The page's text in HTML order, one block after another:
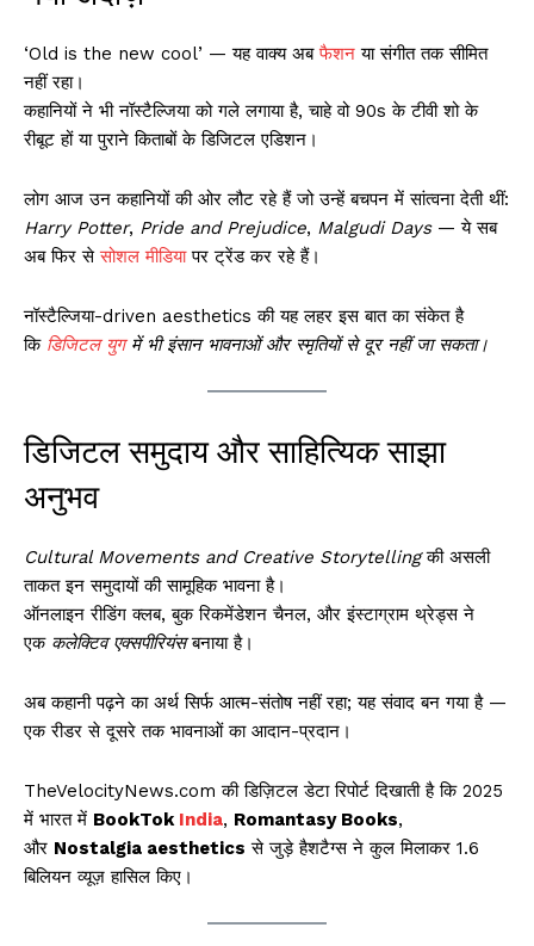
‘Old is the new cool’ — यह वाक्य अबफैशन या संगीत तक सीमित
नहीं रहा।
कहानियों ने भी नॉस्टैल्जिया को गले लगाया है, चाहे वो 90s के टीवी शो के
रीबूट हों या पुराने किताबों के डिजिटल एडिशन।
लोग आज उन कहानियों की ओर लौट रहे हैं जो उन्हें बचपन में सांत्वना देती थीं:
Harry Potter, Pride and Prejudice, Malgudi Days— ये सब
अब फिर सेसोशल मीडियापर ट्रेंड कर रहे हैं।
नॉस्टैल्जिया-driven aesthetics की यह लहर इस बात का संकेत है
कि डिजिटल युगमें भी इंसान भावनाओं और स्मृतियों से दूर नहीं जा सकता।
डिजिटल समुदाय और साहित्यिक साझा
अनुभव
Cultural Movements and Creative Storytellingकी असली
ताकत इन समुदायों की सामूहिक भावना है।
ऑनलाइन रीडिंग क्लब, बुक रिकमेंडेशन चैनल, और इंस्टाग्राम थ्रेड्स ने
एक कलेक्टिव एक्सपीरियंसबनाया है।
अब कहानी पढ़ने का अर्थ सिर्फ आत्म-संतोष नहीं रहा; यह संवाद बन गया है —
एक रीडर से दूसरे तक भावनाओं का आदान-प्रदान।
TheVelocityNews.com की डिज़िटल डेटा रिपोर्ट दिखाती है कि 2025
में भारत में BookTok India, Romantasy Books,
और Nostalgia aesthetics से जुड़े हैशटैग्स ने कुल मिलाकर 1.6
बिलियन व्यूज़ हासिल किए।